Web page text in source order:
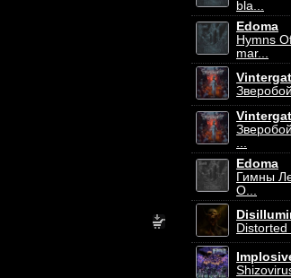
bla...
Edoma
Hymns
mar...
...
Edoma
Гимны
O...